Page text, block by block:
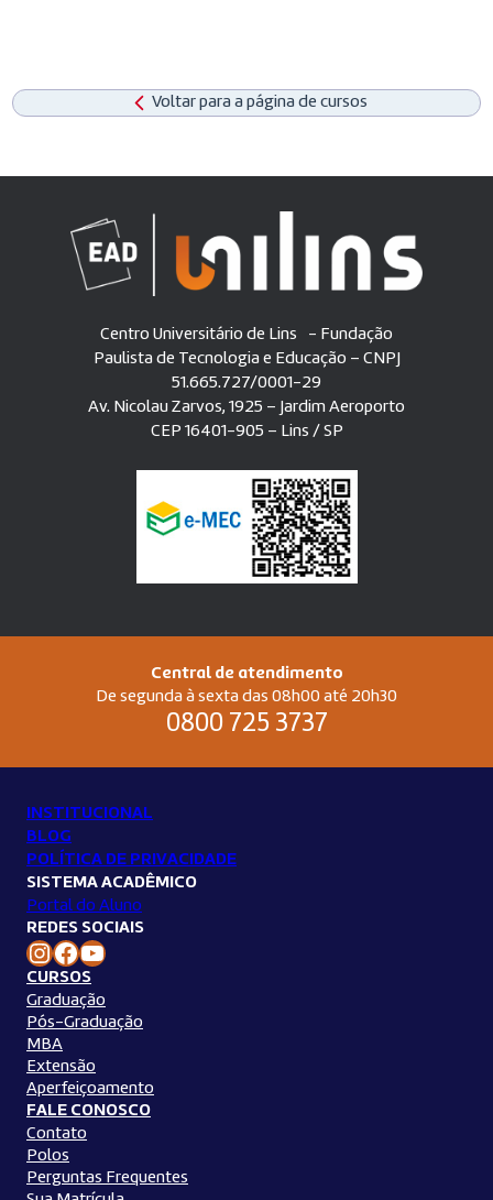
Voltar para a página de cursos
Centro Universitário de Lins - Fundação
Paulista de Tecnologia e Educação – CNPJ
51.665.727/0001-29
Av. Nicolau Zarvos, 1925 – Jardim Aeroporto
CEP 16401-905 – Lins / SP
Central de atendimento
De segunda à sexta das 08h00 até 20h30
0800 725 3737
INSTITUCIONAL
BLOG
POLÍTICA DE PRIVACIDADE
SISTEMA ACADÊMICO
Portal do Aluno
REDES SOCIAIS
Instagram Unilins Facebook Unilins Youtube Unilins
CURSOS
Graduação
Pós-Graduação
MBA
Extensão
Aperfeiçoamento
FALE CONOSCO
Contato
Polos
Perguntas Frequentes